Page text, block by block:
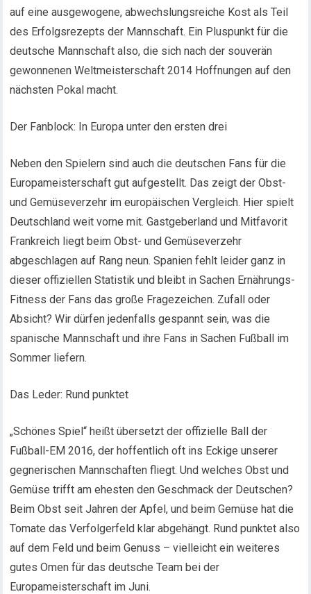
auf eine ausgewogene, abwechslungsreiche Kost als Teil
des Erfolgsrezepts der Mannschaft. Ein Pluspunkt für die
deutsche Mannschaft also, die sich nach der souverän
gewonnenen Weltmeisterschaft 2014 Hoffnungen auf den
nächsten Pokal macht.
Der Fanblock: In Europa unter den ersten drei
Neben den Spielern sind auch die deutschen Fans für die
Europameisterschaft gut aufgestellt. Das zeigt der Obst-
und Gemüseverzehr im europäischen Vergleich. Hier spielt
Deutschland weit vorne mit. Gastgeberland und Mitfavorit
Frankreich liegt beim Obst- und Gemüseverzehr
abgeschlagen auf Rang neun. Spanien fehlt leider ganz in
dieser offiziellen Statistik und bleibt in Sachen Ernährungs-
Fitness der Fans das große Fragezeichen. Zufall oder
Absicht? Wir dürfen jedenfalls gespannt sein, was die
spanische Mannschaft und ihre Fans in Sachen Fußball im
Sommer liefern.
Das Leder: Rund punktet
„Schönes Spiel“ heißt übersetzt der offizielle Ball der
Fußball-EM 2016, der hoffentlich oft ins Eckige unserer
gegnerischen Mannschaften fliegt. Und welches Obst und
Gemüse trifft am ehesten den Geschmack der Deutschen?
Beim Obst seit Jahren der Apfel, und beim Gemüse hat die
Tomate das Verfolgerfeld klar abgehängt. Rund punktet also
auf dem Feld und beim Genuss – vielleicht ein weiteres
gutes Omen für das deutsche Team bei der
Europameisterschaft im Juni.